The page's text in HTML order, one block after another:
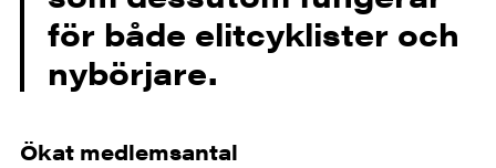
för både elitcyklister och
nybörjare.
Ökat medlemsantal